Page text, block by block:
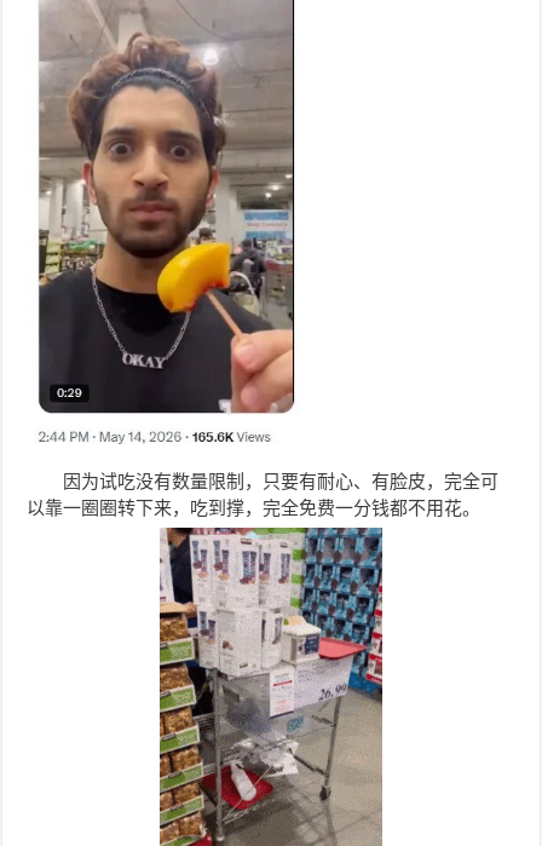
因为试吃没有数量限制，只要有耐心、有脸皮，完全可
以靠一圈圈转下来，吃到撑，完全免费一分钱都不用花。